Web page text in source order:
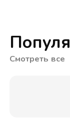
Смотреть все